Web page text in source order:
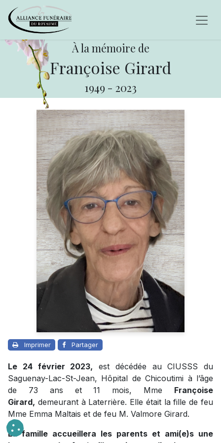
À la mémoire de
Françoise Girard
1949 - 2023
Imprimer Partager
Le 24 février 2023, est décédée au CIUSSS du
Saguenay-Lac-St-Jean, Hôpital de Chicoutimi à l’âge
de 73 ans et 11 mois, Mme Françoise
Girard, demeurant à Laterrière. Elle était la fille de feu
Mme Emma Maltais et de feu M. Valmore Girard.
La famille accueillera les parents et ami(e)s une